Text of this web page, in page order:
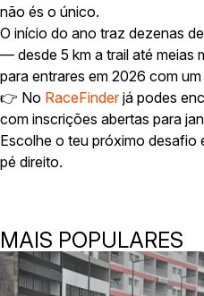
não és o único.
O início do ano traz dezenas
— desde 5 km a trail até meias
para entrares em 2026 com
👉 No RaceFinderjá podes
com inscrições abertas para
Escolhe o teu próximo desafio
pé direito.
MAIS POPULARES